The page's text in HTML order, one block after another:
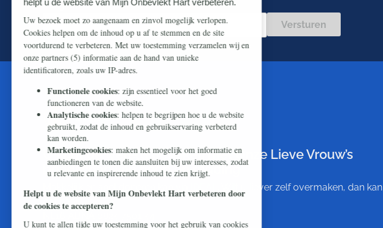
Zorg dat u niets over dit thema mist.
Versturen
U kunt de wereld bereiken met Onze Lieve Vrouw’s
boodschap van hoop en redding
. Wilt u liever zelf overmaken, dan kan
dat naar: